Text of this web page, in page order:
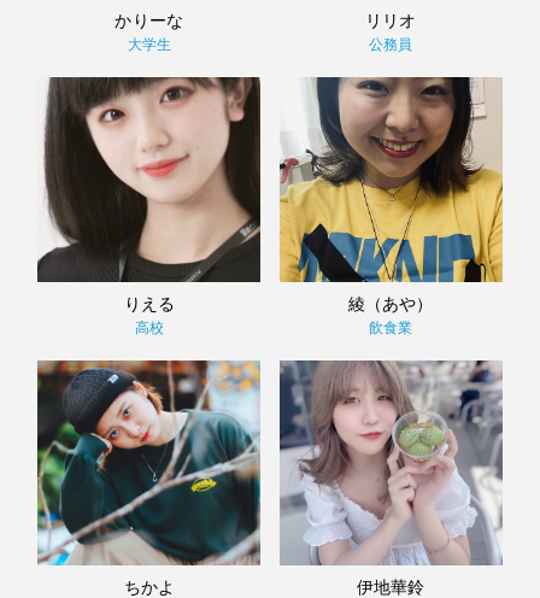
かりーな
大学生
リリオ
公務員
りえる
高校
綾（あや）
飲食業
ちかよ 伊地華鈴